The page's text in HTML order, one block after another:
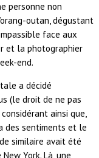
personne non
outan, dégustant
face aux
et la photographier
end.
a décidé
(le droit de ne pas
ainsi que,
des sentiments et le
similaire avait été
York. Là, une